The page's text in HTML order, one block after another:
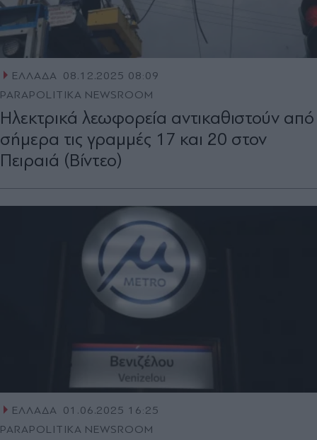
ΕΛΛΑΔΑ
08.12.2025 08:09
PARAPOLITIKA NEWSROOM
Ηλεκτρικά λεωφορεία αντικαθιστούν από
σήμερα τις γραμμές 17 και 20 στον
Πειραιά (Βίντεο)
ΕΛΛΑΔΑ 01.06.2025 16:25
PARAPOLITIKA NEWSROOM